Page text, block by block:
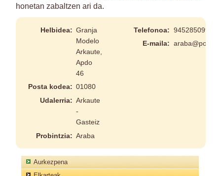
honetan zabaltzen ari da.
Helbidea: Granja
Modelo
Arkaute,
Apdo
46
Posta kodea: 01080
Udalerria: Arkaute
-
Gasteiz
Probintzia: Araba
Telefonoa: 945285099
E-maila:
Aurkezpena